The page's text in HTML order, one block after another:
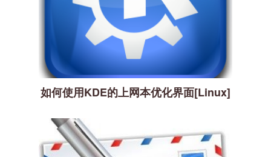
如何使用KDE的上网本优化界面[Linux]